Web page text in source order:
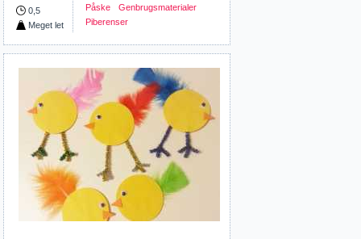
0,5
Meget let
Påske
Genbrugsmaterialer
Piberenser